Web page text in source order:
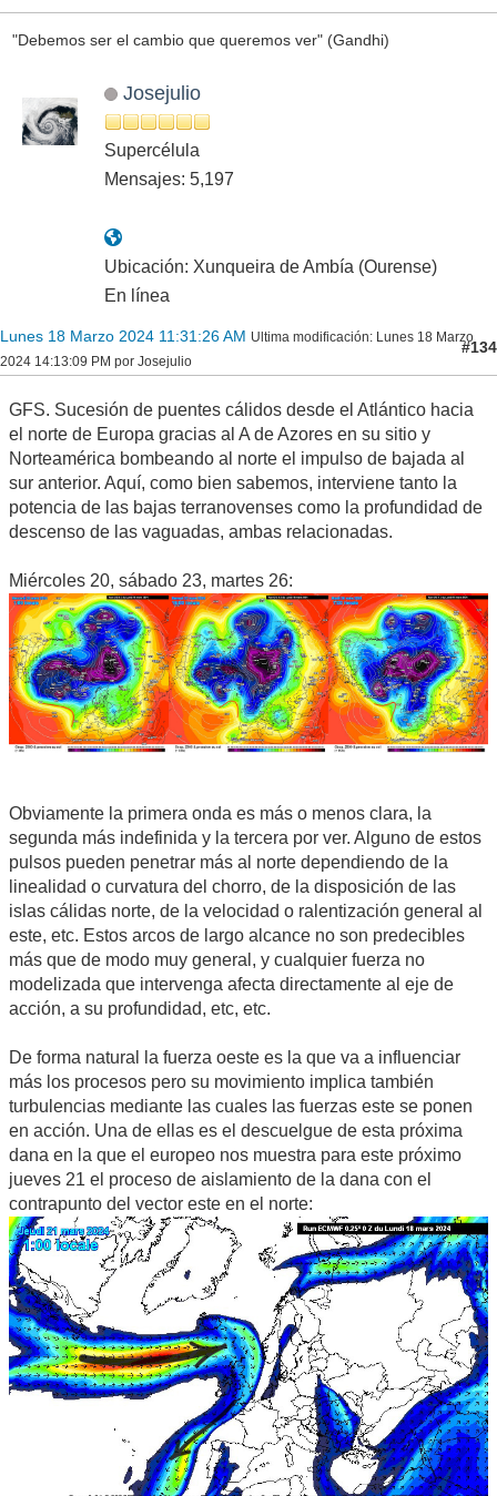
"Debemos ser el cambio que queremos ver" (Gandhi)
Josejulio
Supercélula
Mensajes: 5,197
Ubicación: Xunqueira de Ambía (Ourense)
En línea
Lunes 18 Marzo 2024 11:31:26 AM Ultima modificación: Lunes 18 Marzo
2024 14:13:09 PM por Josejulio
#134
GFS. Sucesión de puentes cálidos desde el Atlántico hacia
el norte de Europa gracias al A de Azores en su sitio y
Norteamérica bombeando al norte el impulso de bajada al
sur anterior. Aquí, como bien sabemos, interviene tanto la
potencia de las bajas terranovenses como la profundidad de
descenso de las vaguadas, ambas relacionadas.
Miércoles 20, sábado 23, martes 26:
Obviamente la primera onda es más o menos clara, la
segunda más indefinida y la tercera por ver. Alguno de estos
pulsos pueden penetrar más al norte dependiendo de la
linealidad o curvatura del chorro, de la disposición de las
islas cálidas norte, de la velocidad o ralentización general al
este, etc. Estos arcos de largo alcance no son predecibles
más que de modo muy general, y cualquier fuerza no
modelizada que intervenga afecta directamente al eje de
acción, a su profundidad, etc, etc.
De forma natural la fuerza oeste es la que va a influenciar
más los procesos pero su movimiento implica también
turbulencias mediante las cuales las fuerzas este se ponen
en acción. Una de ellas es el descuelgue de esta próxima
dana en la que el europeo nos muestra para este próximo
jueves 21 el proceso de aislamiento de la dana con el
contrapunto del vector este en el norte: